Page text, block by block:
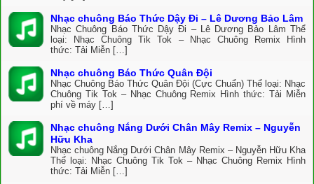
Nhạc chuông Báo Thức Dậy Đi – Lê Dương Bảo Lâm
Nhạc Chuông Báo Thức Dậy Đi – Lê Dương Bảo Lâm Thể
loại: Nhạc Chuông Tik Tok – Nhạc Chuông Remix Hình
thức: Tải Miễn […]
Nhạc chuông Báo Thức Quân Đội
Nhạc Chuông Báo Thức Quân Đội (Cực Chuẩn) Thể loại: Nhạc
Chuông Tik Tok – Nhạc Chuông Remix Hình thức: Tải Miễn
phí về máy […]
Nhạc chuông Nắng Dưới Chân Mây Remix – Nguyễn
Hữu Kha
Nhạc chuông Nắng Dưới Chân Mây Remix – Nguyễn Hữu Kha
Thể loại: Nhạc Chuông Tik Tok – Nhạc Chuông Remix Hình
thức: Tải Miễn […]